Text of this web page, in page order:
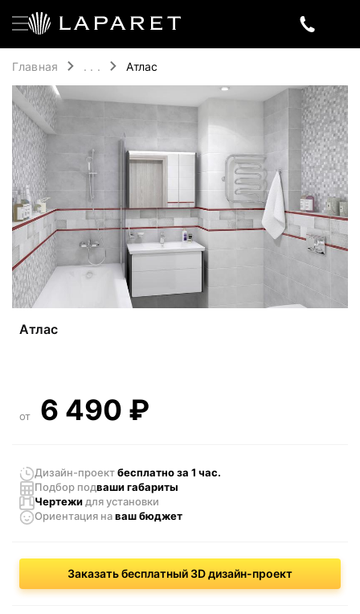
Главная . . . Атлас
Атлас
от 6 490 ₽
Дизайн-проектбесплатно за 1 час.
Подбор подваши габариты
Чертежи для установки
Ориентация наваш бюджет
Заказать бесплатный 3D дизайн-проект